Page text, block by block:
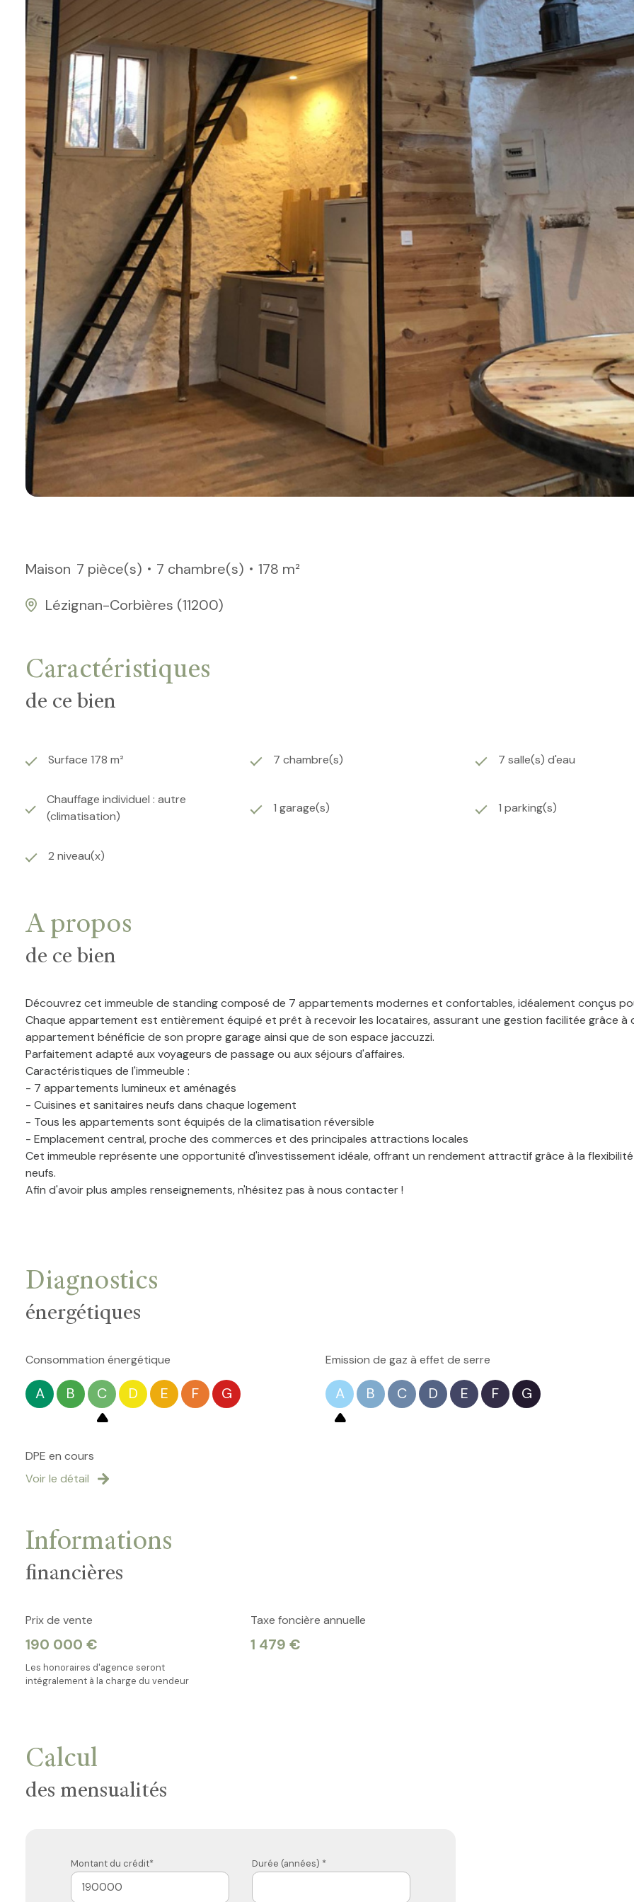
Maison 7 pièce(s) 7 chambre(s)
178 m²
Lézignan-Corbières (11200)
Caractéristiques
de ce bien
Surface 178 m² 7 chambre(s) 7 salle(s) d'eau
Chauffage individuel : autre
(climatisation)
1 garage(s) 1 parking(s)
2 niveau(x)
A propos
de ce bien
Découvrez cet immeuble de standing composé de 7 appartements modernes et confortables, idéalement conçus
Chaque appartement est entièrement équipé et prêt à recevoir les locataires, assurant une gestion facilitée grâce à
appartement bénéficie de son propre garage ainsi que de son espace jaccuzzi.
Parfaitement adapté aux voyageurs de passage ou aux séjours d'affaires.
Caractéristiques de l'immeuble :
- 7 appartements lumineux et aménagés
- Cuisines et sanitaires neufs dans chaque logement
- Tous les appartements sont équipés de la climatisation réversible
- Emplacement central, proche des commerces et des principales attractions locales
Cet immeuble représente une opportunité d'investissement idéale, offrant un rendement attractif grâce à la
neufs.
Afin d'avoir plus amples renseignements, n'hésitez pas à nous contacter !
Diagnostics
énergétiques
Consommation énergétique
A B C D E F G
Emission de gaz à effet de serre
A B C D E F G
DPE en cours
Voir le détail
Informations
financières
Prix de vente
190 000 €
Les honoraires d'agence seront
intégralement à la charge du vendeur
Taxe foncière annuelle
1 479 €
Calcul
des mensualités
Montant du crédit* Durée (années) *